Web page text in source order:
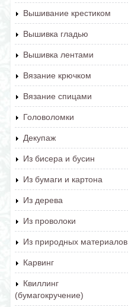
Вышивание крестиком
Вышивка гладью
Вышивка лентами
Вязание крючком
Вязание спицами
Головоломки
Декупаж
Из бисера и бусин
Из бумаги и картона
Из дерева
Из проволоки
Из природных материалов
Карвинг
Квиллинг
(бумагокручение)